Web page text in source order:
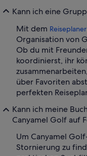
Kann ich eine
Mit dem Reiseplaner
Organisation von
Ob du mit
koordinierst, ihr
über Favoriten
perfekten
Kann ich meine
Canyamel Golf auf
Um Canyamel
Stornierung zu